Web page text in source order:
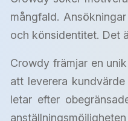
mångfald.
och könsidentitet. Det
Crowdy främjar en
att leverera
letar efter